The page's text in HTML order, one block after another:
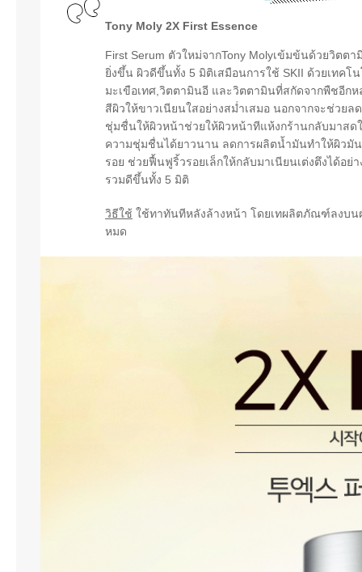
Tony Moly 2X First Essence
First Serum ตัวใหม่จากTony Molyเข้มข้นด้วยวิต
ยิ่งขึ้น ผิวดีขึ้นทั้ง 5 มิติเสมือนการใช้ SKII ด้วยเทค
มะเขือเทศ,วิตตามินอี และวิตตามินที่สกัดจากพืชอีก
สีผิวให้ขาวเนียนใสอย่างสม่ำเสมอ นอกจากจะช่วย
ชุ่มชื่นให้ผิวหน้าช่วยให้ผิวหน้าทีแห้งกร้านกลับมาสด
ความชุ่มชื่นได้ยาวนาน ลดการผลิตน้ำมันทำให้ผิวมั
รอย ช่วยฟื้นฟูริ้วรอยเล็กให้กลับมาเนียนเต่งตึงได้อ
รวมดีขึ้นทั้ง 5 มิติ
วิธีใช้ ใช้ทาทันทีหลังล้างหน้า โดยเทผลิตภัณฑ์ลงบน
หมด